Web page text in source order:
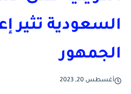
السعودية تثير
الجمهور
أغسطس 20, 2023